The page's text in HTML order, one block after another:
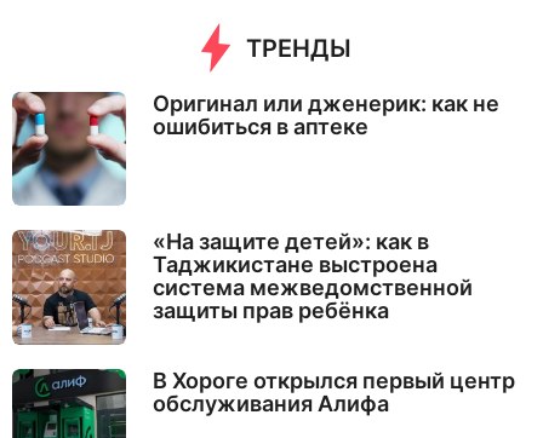
ТРЕНДЫ
Оригинал или дженерик: как не
ошибиться в аптеке
«На защите детей»: как в
Таджикистане выстроена
система межведомственной
защиты прав ребёнка
В Хороге открылся первый центр
обслуживания Алифа